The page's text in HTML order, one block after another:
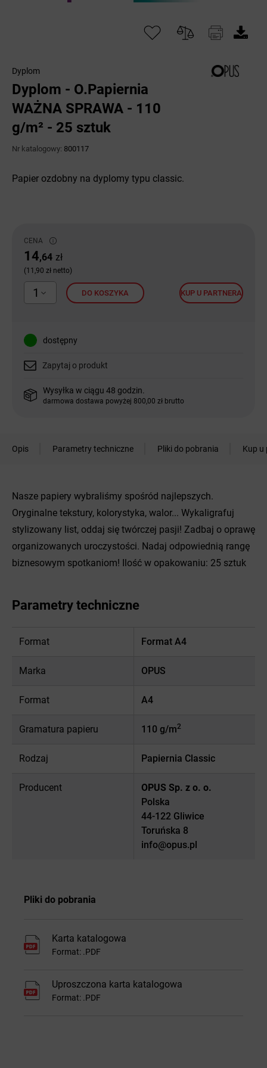
Dyplom
Dyplom - O.Papiernia
WAŻNA SPRAWA - 110
g/m² - 25 sztuk
Nr katalogowy: 800117
CENA
14,64 zł
(11,90 zł netto)
1 DO KOSZYKA KUP U PARTNERA
dostępny
Zapytaj o produkt
Wysyłka w ciągu 48 godzin.
darmowa dostawa powyżej 800,00 zł brutto
Papier ozdobny na dyplomy typu classic.
Opis Parametry techniczne Pliki do pobrania Kup u
Nasze papiery wybraliśmy spośród najlepszych.
Oryginalne tekstury, kolorystyka, walor... Wykaligrafuj
stylizowany list, oddaj się twórczej pasji! Zadbaj o oprawę
organizowanych uroczystości. Nadaj odpowiednią rangę
biznesowym spotkaniom! Ilość w opakowaniu: 25 sztuk
Parametry techniczne
Format Format A4
Marka OPUS
Format A4
Gramatura papieru 110 g/m2
Rodzaj Papiernia Classic
Producent
OPUS Sp. z o. o.
Polska
44-122 Gliwice
Toruńska 8
info@opus.pl
Pliki do pobrania
Karta katalogowa
Format: .PDF
Uproszczona karta katalogowa
Format: .PDF